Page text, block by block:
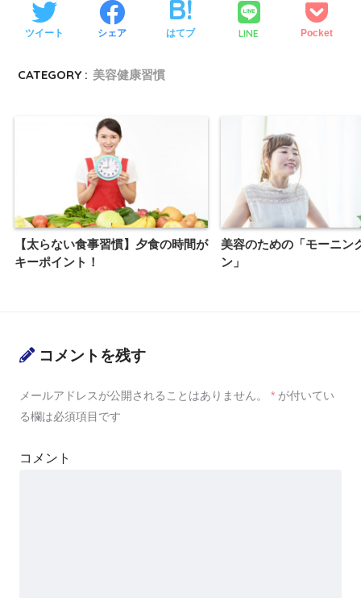
ツイート シェア はてブ LINE Pocket
CATEGORY : 美容健康習慣
【太らない食事習慣】夕食の時間が
キーポイント！
美容のための「モーニン
ン」
コメントを残す
メールアドレスが公開されることはありません。 * が付いてい
る欄は必須項目です
コメント